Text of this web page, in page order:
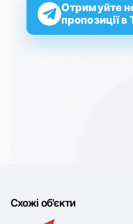
Отримуйте
пропозиції
Схожі об'єкти